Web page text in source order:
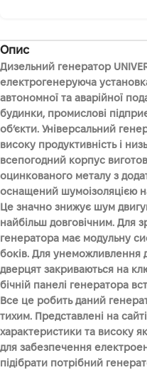
Опис
Дизельний генератор
електрогенеруюча
автономної та аварійної
будинки, промислові
об’єкти. Універсальний
високу продуктивність і
всепогодний корпус
оцинкованого металу з
оснащений шумоізоляцією
Це значно знижує шум
найбільш довговічним. Для
генератора має модульну
боків. Для унеможливлення
дверцят закриваються на
бічній панелі генератора
Все це робить даний
тихим. Представлені на
характеристики та високу
для забезпечення
підібрати потрібний